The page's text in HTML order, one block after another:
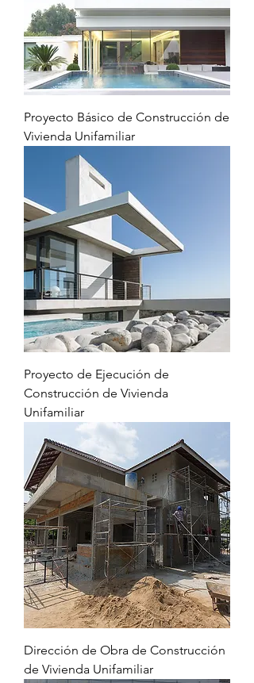
Proyecto Básico de Construcción de
Vivienda Unifamiliar
Proyecto de Ejecución de
Construcción de Vivienda
Unifamiliar
Dirección de Obra de Construcción
de Vivienda Unifamiliar